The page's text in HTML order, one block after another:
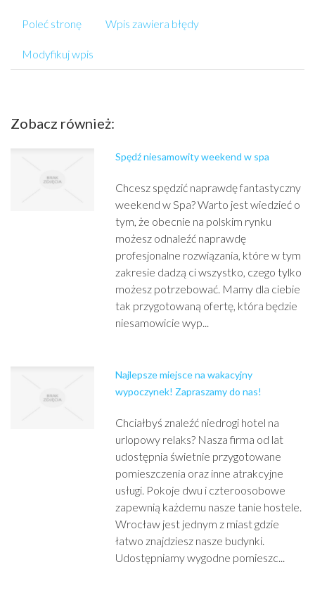
Poleć stronę Wpis zawiera błędy
Modyfikuj wpis
Zobacz również:
Spędź niesamowity weekend w spa
Chcesz spędzić naprawdę fantastyczny
weekend w Spa? Warto jest wiedzieć o
tym, że obecnie na polskim rynku
możesz odnaleźć naprawdę
profesjonalne rozwiązania, które w tym
zakresie dadzą ci wszystko, czego tylko
możesz potrzebować. Mamy dla ciebie
tak przygotowaną ofertę, która będzie
niesamowicie wyp...
Najlepsze miejsce na wakacyjny
wypoczynek! Zapraszamy do nas!
Chciałbyś znaleźć niedrogi hotel na
urlopowy relaks? Nasza firma od lat
udostępnia świetnie przygotowane
pomieszczenia oraz inne atrakcyjne
usługi. Pokoje dwu i czteroosobowe
zapewnią każdemu nasze tanie hostele.
Wrocław jest jednym z miast gdzie
łatwo znajdziesz nasze budynki.
Udostępniamy wygodne pomieszc...